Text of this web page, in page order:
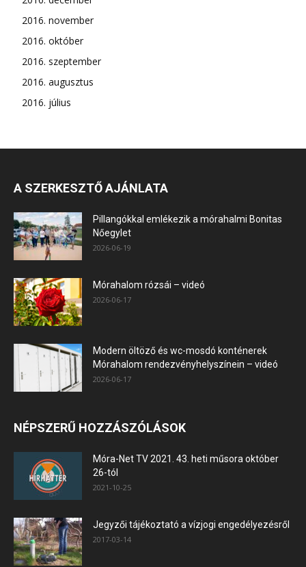
2016. november
2016. október
2016. szeptember
2016. augusztus
2016. július
A SZERKESZTŐ AJÁNLATA
Pillangókkal emlékezik a mórahalmi Bonitas
Nőegylet
2026-06-19
Mórahalom rózsái – videó
2026-06-17
Modern öltöző és wc-mosdó konténerek
Mórahalom rendezvényhelyszínein – videó
2026-06-17
NÉPSZERŰ HOZZÁSZÓLÁSOK
Móra-Net TV 2021. 43. heti műsora október
26-tól
2021-10-25
Jegyzői tájékoztató a vízjogi engedélyezésről
2017-03-14